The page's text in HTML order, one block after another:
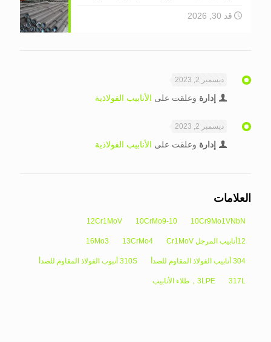
قد 30, 2026
ديسمبر 2, 2023
إدارة وعلقت على الأنابيب الفولاذية
ديسمبر 2, 2023
إدارة وعلقت على الأنابيب الفولاذية
العلامات
10Cr9Mo1VNbN
10CrMo9-10
12Cr1MoV
12أنابيب المرجل Cr1MoV 13CrMo4
16Mo3
304 أنابيب الفولاذ المقاوم للصدأ 310S أنبوب الفولاذ المقاوم للصدأ
317L 3LPE，طلاء الأنابيب